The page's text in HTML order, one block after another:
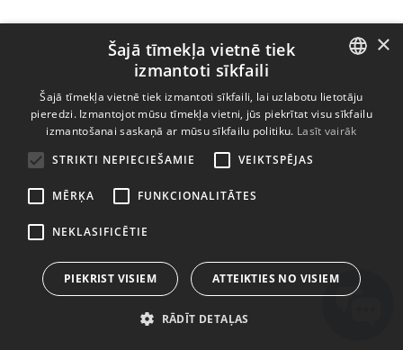
ENGLISH
CROATIAN
ESTONIAN
×
Šajā tīmekļa vietnē tiek
izmantoti sīkfaili
Šajā tīmekļa vietnē tiek izmantoti sīkfaili, lai uzlabotu lietotāju
pieredzi. Izmantojot mūsu tīmekļa vietni, jūs piekrītat visu sīkfailu
izmantošanai saskaņā ar mūsu sīkfailu politiku. Lasīt vairāk
STRIKTI NEPIECIEŠAMIE
VEIKTSPĒJAS
MĒRĶA FUNKCIONALITĀTES
NEKLASIFICĒTIE
PIEKRIST VISIEM ATTEIKTIES NO VISIEM
RĀDĪT DETAĻAS